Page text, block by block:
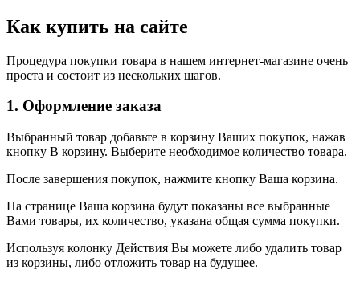
Как купить на сайте
Процедура покупки товара в нашем интернет-магазине очень
проста и состоит из нескольких шагов.
1. Оформление заказа
Выбранный товар добавьте в корзину Ваших покупок, нажав
кнопку В корзину. Выберите необходимое количество товара.
После завершения покупок, нажмите кнопку Ваша корзина.
На странице Ваша корзина будут показаны все выбранные
Вами товары, их количество, указана общая сумма покупки.
Используя колонку Действия Вы можете либо удалить товар
из корзины, либо отложить товар на будущее.